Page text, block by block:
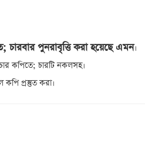
চারবার পুনরাবৃত্তি করা হয়েছে এমন